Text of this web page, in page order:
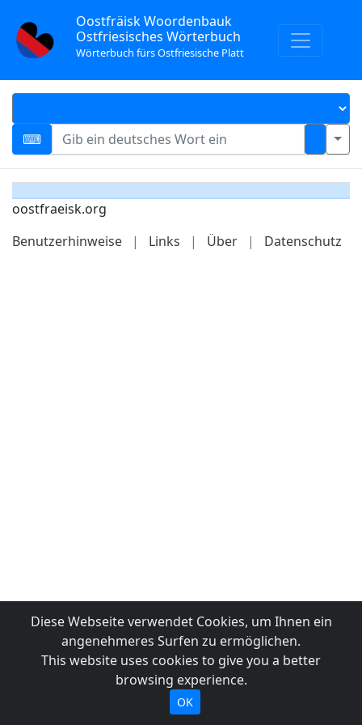
Oostfräisk Woordenbauk
Ostfriesisches Wörterbuch
Wörterbuch fürs Ostfriesische Platt
oostfraeisk.org
Benutzerhinweise
| Links | Über | Datenschutz
Diese Webseite verwendet Cookies, um Ihnen ein
angenehmeres Surfen zu ermöglichen.
This website uses cookies to give you a better
browsing experience.
OK